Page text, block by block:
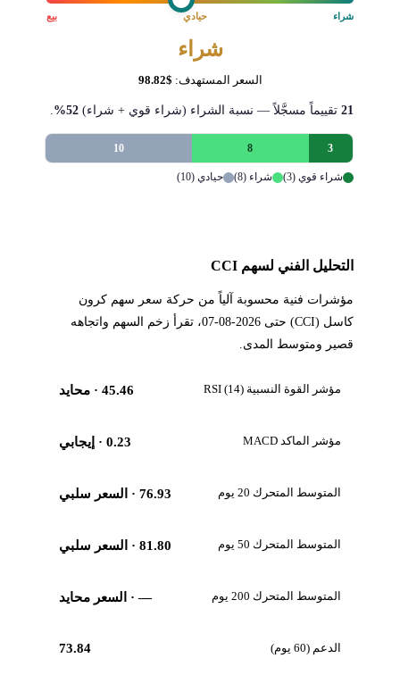
بيع حيادي شراء
شراء
السعر المستهدف: $98.82
21تقييماً مسجَّلاً — نسبة الشراء (شراء قوي + شراء) 52%
.
3
8
10
شراء قوي (3) شراء (8) حيادي (10)
التحليل الفني لسهم CCI
مؤشرات فنية محسوبة آلياً من حركة سعر سهم كرون
كاسل (CCI) حتى 2026-08-07، تقرأ زخم السهم واتجاهه
قصير ومتوسط المدى.
مؤشر القوة النسبية RSI (14) 45.46· محايد
مؤشر الماكد MACD 0.23· إيجابي
المتوسط المتحرك 20 يوم 76.93· السعر سلبي
المتوسط المتحرك 50 يوم 81.80· السعر سلبي
المتوسط المتحرك 200 يوم —· السعر محايد
الدعم (60 يوم) 73.84